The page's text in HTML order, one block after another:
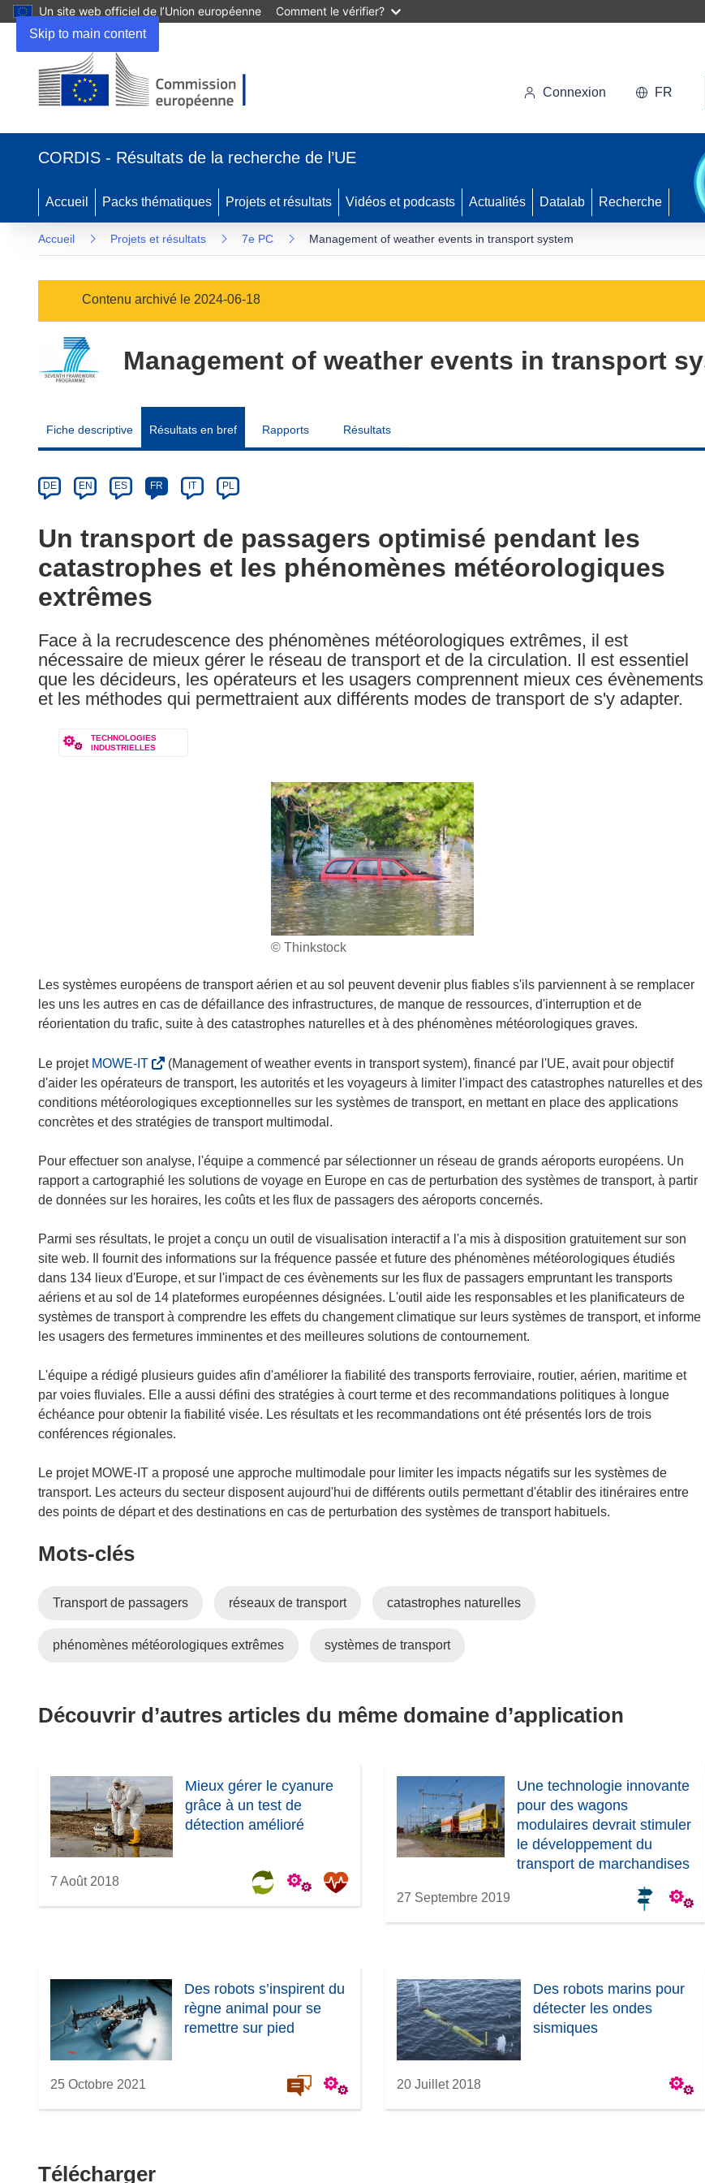
Skip to main content
Un site web officiel de l’Union européenne Comment le vérifier?
une
fenêtre)
Connexion FR
CORDIS - Résultats de la recherche de l’UE
Accueil Packs thématiques Projets et résultats Vidéos et podcasts Actualités Datalab Recherche
Accueil Projets et résultats 7e PC Management of weather events in transport system
Contenu archivé le 2024-06-18
Management of weather events in transport
Fiche descriptive Résultats en bref Rapports Résultats
Category
Article
available
the
following
languages:
DE EN ES FR IT PL
Un transport de passagers optimisé pendant les
catastrophes et les phénomènes météorologiques
extrêmes
Face à la recrudescence des phénomènes météorologiques extrêmes, il est
nécessaire de mieux gérer le réseau de transport et de la circulation. Il est essentiel
que les décideurs, les opérateurs et les usagers comprennent mieux ces évènements
et les méthodes qui permettraient aux différents modes de transport de s'y adapter.
TECHNOLOGIES
INDUSTRIELLES
© Thinkstock
Les systèmes européens de transport aérien et au sol peuvent devenir plus fiables s'ils parviennent à se remplacer
les uns les autres en cas de défaillance des infrastructures, de manque de ressources, d'interruption et de
réorientation du trafic, suite à des catastrophes naturelles et à des phénomènes météorologiques graves.
Le projet MOWE-IT(
s
’
o
v
r
e
n
s
u
n
e
o
u
v
e
l
e
f
r
)
(Management of weather events in transport system), financé par l'UE, avait pour objectif
d'aider les opérateurs de transport, les autorités et les voyageurs à limiter l'impact des catastrophes naturelles et des
conditions météorologiques exceptionnelles sur les systèmes de transport, en mettant en place des applications
concrètes et des stratégies de transport multimodal.
Pour effectuer son analyse, l'équipe a commencé par sélectionner un réseau de grands aéroports européens. Un
rapport a cartographié les solutions de voyage en Europe en cas de perturbation des systèmes de transport, à partir
de données sur les horaires, les coûts et les flux de passagers des aéroports concernés.
Parmi ses résultats, le projet a conçu un outil de visualisation interactif a l'a mis à disposition gratuitement sur son
site web. Il fournit des informations sur la fréquence passée et future des phénomènes météorologiques étudiés
dans 134 lieux d'Europe, et sur l'impact de ces évènements sur les flux de passagers empruntant les transports
aériens et au sol de 14 plateformes européennes désignées. L'outil aide les responsables et les planificateurs de
systèmes de transport à comprendre les effets du changement climatique sur leurs systèmes de transport, et informe
les usagers des fermetures imminentes et des meilleures solutions de contournement.
L'équipe a rédigé plusieurs guides afin d'améliorer la fiabilité des transports ferroviaire, routier, aérien, maritime et
par voies fluviales. Elle a aussi défini des stratégies à court terme et des recommandations politiques à longue
échéance pour obtenir la fiabilité visée. Les résultats et les recommandations ont été présentés lors de trois
conférences régionales.
Le projet MOWE-IT a proposé une approche multimodale pour limiter les impacts négatifs sur les systèmes de
transport. Les acteurs du secteur disposent aujourd'hui de différents outils permettant d'établir des itinéraires entre
des points de départ et des destinations en cas de perturbation des systèmes de transport habituels.
Mots‑clés
Transport de passagers réseaux de transport catastrophes naturelles
phénomènes météorologiques extrêmes systèmes de transport
Découvrir d’autres articles du même domaine d’application
Mieux gérer le cyanure
grâce à un test de
détection amélioré
7 Août 2018
Une technologie innovante
pour des wagons
modulaires devrait stimuler
le développement du
transport de marchandises
27 Septembre 2019
Des robots s’inspirent du
règne animal pour se
remettre sur pied
25 Octobre 2021
Des robots marins pour
détecter les ondes
sismiques
20 Juillet 2018
TéléchargerTélécharger